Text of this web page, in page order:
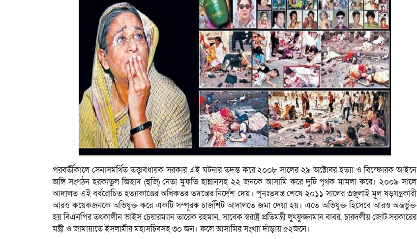
পরবর্তীকালে সেনাসমর্থিত তত্ত্বাবধায়ক সরকার এই ঘটনার তদন্ত করে ২০০৮ সালের ২৯ অক্টোবর হত্যা ও বিস্ফোরক আইনে
জঙ্গি সংগঠন হরকাতুল জিহাদ (হুজি) নেতা মুফতি হান্নানসহ ২২ জনকে আসামি করে দুটি পৃথক মামলা করে। ২০০৯ সালে
আদালত এই বর্বরোচিত হত্যাকাণ্ডের অধিকতর তদন্তের নির্দেশ দেয়। পুনঃতদন্ত শেষে ২০১১ সালের ৩জুলাই মূল ষড়যন্ত্রকারী
আরও কয়েকজনকে অভিযুক্ত করে একটি সম্পূরক চার্জশিট আদালতে জমা দেয়া হয়। এতে অভিযুক্ত হিসেবে আরও অন্তর্ভুক্ত
হয় বিএনপির তৎকালীন ভাইস চেয়ারম্যান তারেক রহমান, সাবেক স্বরাষ্ট্র প্রতিমন্ত্রী লুৎফুজ্জামান বাবর, চারদলীয় জোট সরকারের
মন্ত্রী ও জামায়াতে ইসলামীর মহাসচিবসহ ৩০ জন। ফলে আসামির সংখ্যা দাঁড়ায় ৫২জনে।